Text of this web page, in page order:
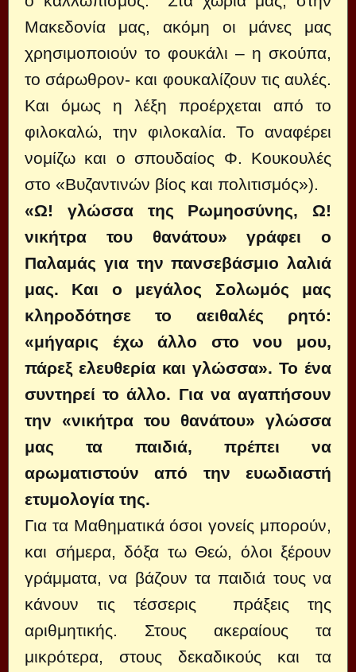
Μακεδονία μας, ακόμη οι μάνες μας
χρησιμοποιούν το φουκάλι – η σκούπα,
το σάρωθρον- και φουκαλίζουν τις αυλές.
Και όμως η λέξη προέρχεται από το
φιλοκαλώ, την φιλοκαλία. Το αναφέρει
νομίζω και ο σπουδαίος Φ. Κουκουλές
στο «Βυζαντινών βίος και πολιτισμός»).
«Ω! γλώσσα της Ρωμηοσύνης, Ω!
νικήτρα του θανάτου» γράφει ο
Παλαμάς για την πανσεβάσμιο λαλιά
μας. Και ο μεγάλος Σολωμός μας
κληροδότησε το αειθαλές ρητό:
«μήγαρις έχω άλλο στο νου μου,
πάρεξ ελευθερία και γλώσσα». Το ένα
συντηρεί το άλλο. Για να αγαπήσουν
την «νικήτρα του θανάτου» γλώσσα
μας τα παιδιά, πρέπει να
αρωματιστούν από την ευωδιαστή
ετυμολογία της.
Για τα Μαθηματικά όσοι γονείς μπορούν,
και σήμερα, δόξα τω Θεώ, όλοι ξέρουν
γράμματα, να βάζουν τα παιδιά τους να
κάνουν τις τέσσερις πράξεις της
αριθμητικής. Στους ακεραίους τα
μικρότερα, στους δεκαδικούς και τα